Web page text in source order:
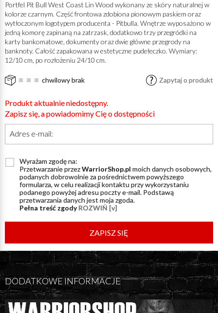
Portfel Pit Bull West Coast Lin Wood wykonany ze skóry naturalnej w
kolorze czarnym. Część frontowa zdobiona pionowym paskiem oraz
wytłoczonym logotypem producenta - Pitbulla. Wnętrze wyposażono w
jedną komorę zapinaną na zatrzask, dodatkowo trzy przegródki na
karty bankomatowe, dokumenty oraz dwie główne przegrody na
banknoty. Całość zapakowana w estetyczne pudełeczko. Wymiary:
12/10 cm, po rozłożeniu 24/10 cm.
chwilowy brak Zapytaj o produkt
Produkt aktualnie niedostępny.
Zapisz się, a powiadomimy Cię o dostępności
Adres e-mail:
Wyrażam zgodę na:
Przetwarzanie przezWarriorShop.pl moich danych osobowych,
podanych dobrowolnie za pośrednictwem powyższego
formularza, w celu realizacji kontaktu przy wykorzystaniu
podanego powyżej adresu poczty e-mail. Podstawą
przetwarzania danych jest moja zgoda.
Pełna treść zgodyROZWIŃ [v]
ZAPISZ SIĘ
DODATKOWE INFORMACJE